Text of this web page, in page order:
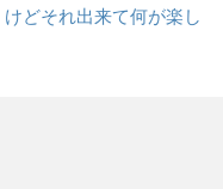
どそれ出来て何が楽し